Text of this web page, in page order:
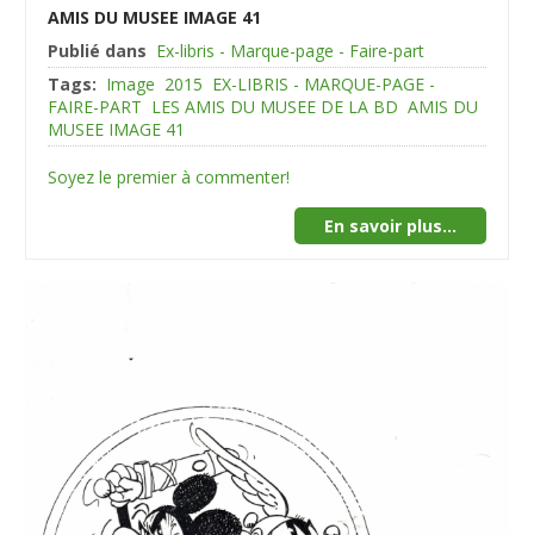
AMIS DU MUSEE IMAGE 41
Publié dans Ex-libris - Marque-page - Faire-part
Tags: Image 2015 EX-LIBRIS - MARQUE-PAGE -
FAIRE-PART LES AMIS DU MUSEE DE LA BD AMIS DU
MUSEE IMAGE 41
Soyez le premier à commenter!
En savoir plus...